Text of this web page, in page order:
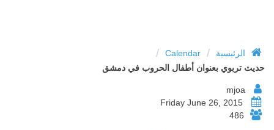
الرئيسية /
Calendar
/
حديث تربوي بعنوان أطفال الحروب في دمشق
mjoa
Friday June 26, 2015
486